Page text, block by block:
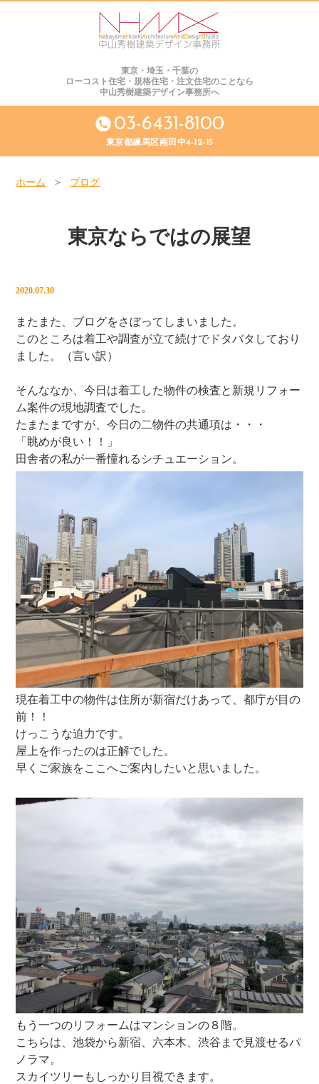
東京・埼玉・千葉の
ローコスト住宅・規格住宅・注文住宅のことなら
中山秀樹建築デザイン事務所へ
03-6431-8100
東京都練馬区南田中4-12-15
ホーム > ブログ
東京ならではの展望
2020.07.30
またまた、ブログをさぼってしまいました。
このところは着工や調査が立て続けでドタバタしており
ました。（言い訳）
そんななか、今日は着工した物件の検査と新規リフォー
ム案件の現地調査でした。
たまたまですが、今日の二物件の共通項は・・・
「眺めが良い！！」
田舎者の私が一番憧れるシチュエーション。
現在着工中の物件は住所が新宿だけあって、都庁が目の
前！！
けっこうな迫力です。
屋上を作ったのは正解でした。
早くご家族をここへご案内したいと思いました。
もう一つのリフォームはマンションの８階。
こちらは、池袋から新宿、六本木、渋谷まで見渡せるパ
ノラマ。
スカイツリーもしっかり目視できます。